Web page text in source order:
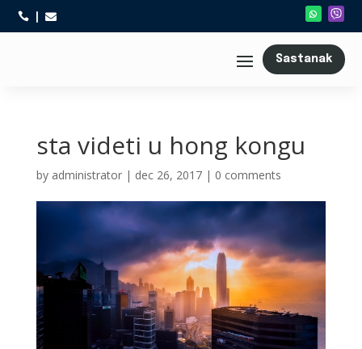
 
Sastanak
sta videti u hong kongu
by administrator| dec 26, 2017| 0 comments